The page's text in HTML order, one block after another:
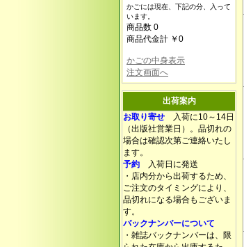
かごには現在、下記の分、入って
います。
商品数 0
商品代金計 ￥0
かごの中身表示
注文画面へ
出荷案内
お取り寄せ 入荷に10～14日
（出版社営業日）。品切れの
場合は確認次第ご連絡いたし
ます。
予約 入荷日に発送
・店内分から出荷するため、
ご注文のタイミングにより、
品切れになる場合もございま
す。
バックナンバーについて
・雑誌バックナンバーは、限